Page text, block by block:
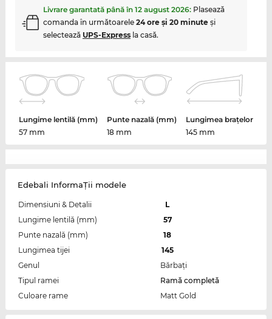
Livrare garantată până în 12 august 2026: Plasează
comanda în următoarele 24 ore şi 20 minuteşi
selectează UPS-Expressla casă.
Lungime lentilă (mm)
57 mm
Punte nazală (mm)
18 mm
Lungimea brațelor
145 mm
Edebali InformaŢii modele
Dimensiuni & Detalii
L
Lungime lentilă (mm)
57
Punte nazală (mm)
18
Lungimea tijei
145
Genul
Bărbaţi
Tipul ramei
Ramă completă
Culoare rame
Matt Gold